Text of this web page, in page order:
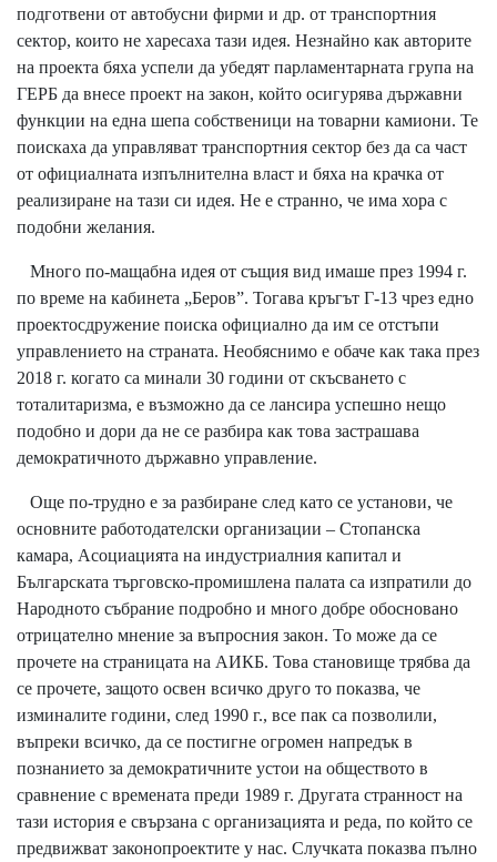
подготвени от автобусни фирми и др. от транспортния
сектор, които не харесаха тази идея. Незнайно как авторите
на проекта бяха успели да убедят парламентарната група на
ГЕРБ да внесе проект на закон, който осигурява държавни
функции на една шепа собственици на товарни камиони. Те
поискаха да управляват транспортния сектор без да са част
от официалната изпълнителна власт и бяха на крачка от
реализиране на тази си идея. Не е странно, че има хора с
подобни желания.
Много по-мащабна идея от същия вид имаше през 1994 г.
по време на кабинета „Беров”. Тогава кръгът Г-13 чрез едно
проектосдружение поиска официално да им се отстъпи
управлението на страната. Необяснимо е обаче как така през
2018 г. когато са минали 30 години от скъсването с
тоталитаризма, е възможно да се лансира успешно нещо
подобно и дори да не се разбира как това застрашава
демократичното държавно управление.
Още по-трудно е за разбиране след като се установи, че
основните работодателски организации – Стопанска
камара, Асоциацията на индустриалния капитал и
Българската търговско-промишлена палата са изпратили до
Народното събрание подробно и много добре обосновано
отрицателно мнение за въпросния закон. То може да се
прочете на страницата на АИКБ. Това становище трябва да
се прочете, защото освен всичко друго то показва, че
изминалите години, след 1990 г., все пак са позволили,
въпреки всичко, да се постигне огромен напредък в
познанието за демократичните устои на обществото в
сравнение с времената преди 1989 г. Другата странност на
тази история е свързана с организацията и реда, по който се
предвижват законопроектите у нас. Случката показва пълно